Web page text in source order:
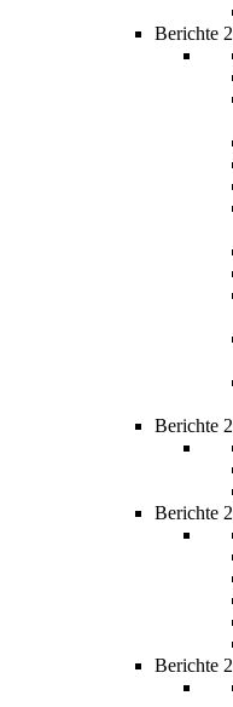
Berichte
Berichte
Berichte
Berichte